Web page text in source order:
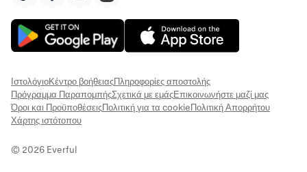
ΙστολόγιοΚέντρο βοήθειαςΠληροφορίες αποστολής
Πρόγραμμα ΠαραπομπήςΣχετικά με εμάςΕπικοινωνήστε μαζί μας
Όροι και ΠροϋποθέσειςΠολιτική για τα cookieΠολιτική Απορρήτου
Χάρτης ιστότοπου
© 2026 Everful